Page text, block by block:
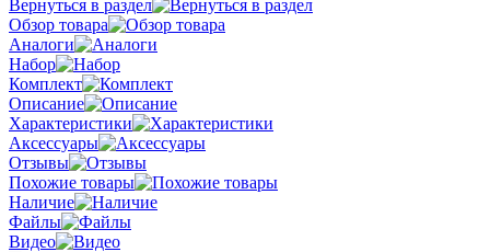
Вернуться в раздел
Обзор товара
Аналоги
Набор
Комплект
Описание
Характеристики
Аксессуары
Отзывы
Похожие товары
Наличие
Файлы
Видео